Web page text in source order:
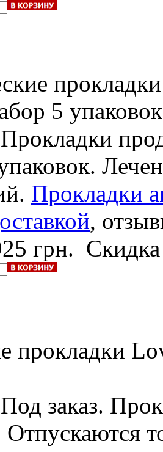
5 упаковок
Прокладки
Прокладки
,
грн.
прокладки
Под заказ.
Отпускаются